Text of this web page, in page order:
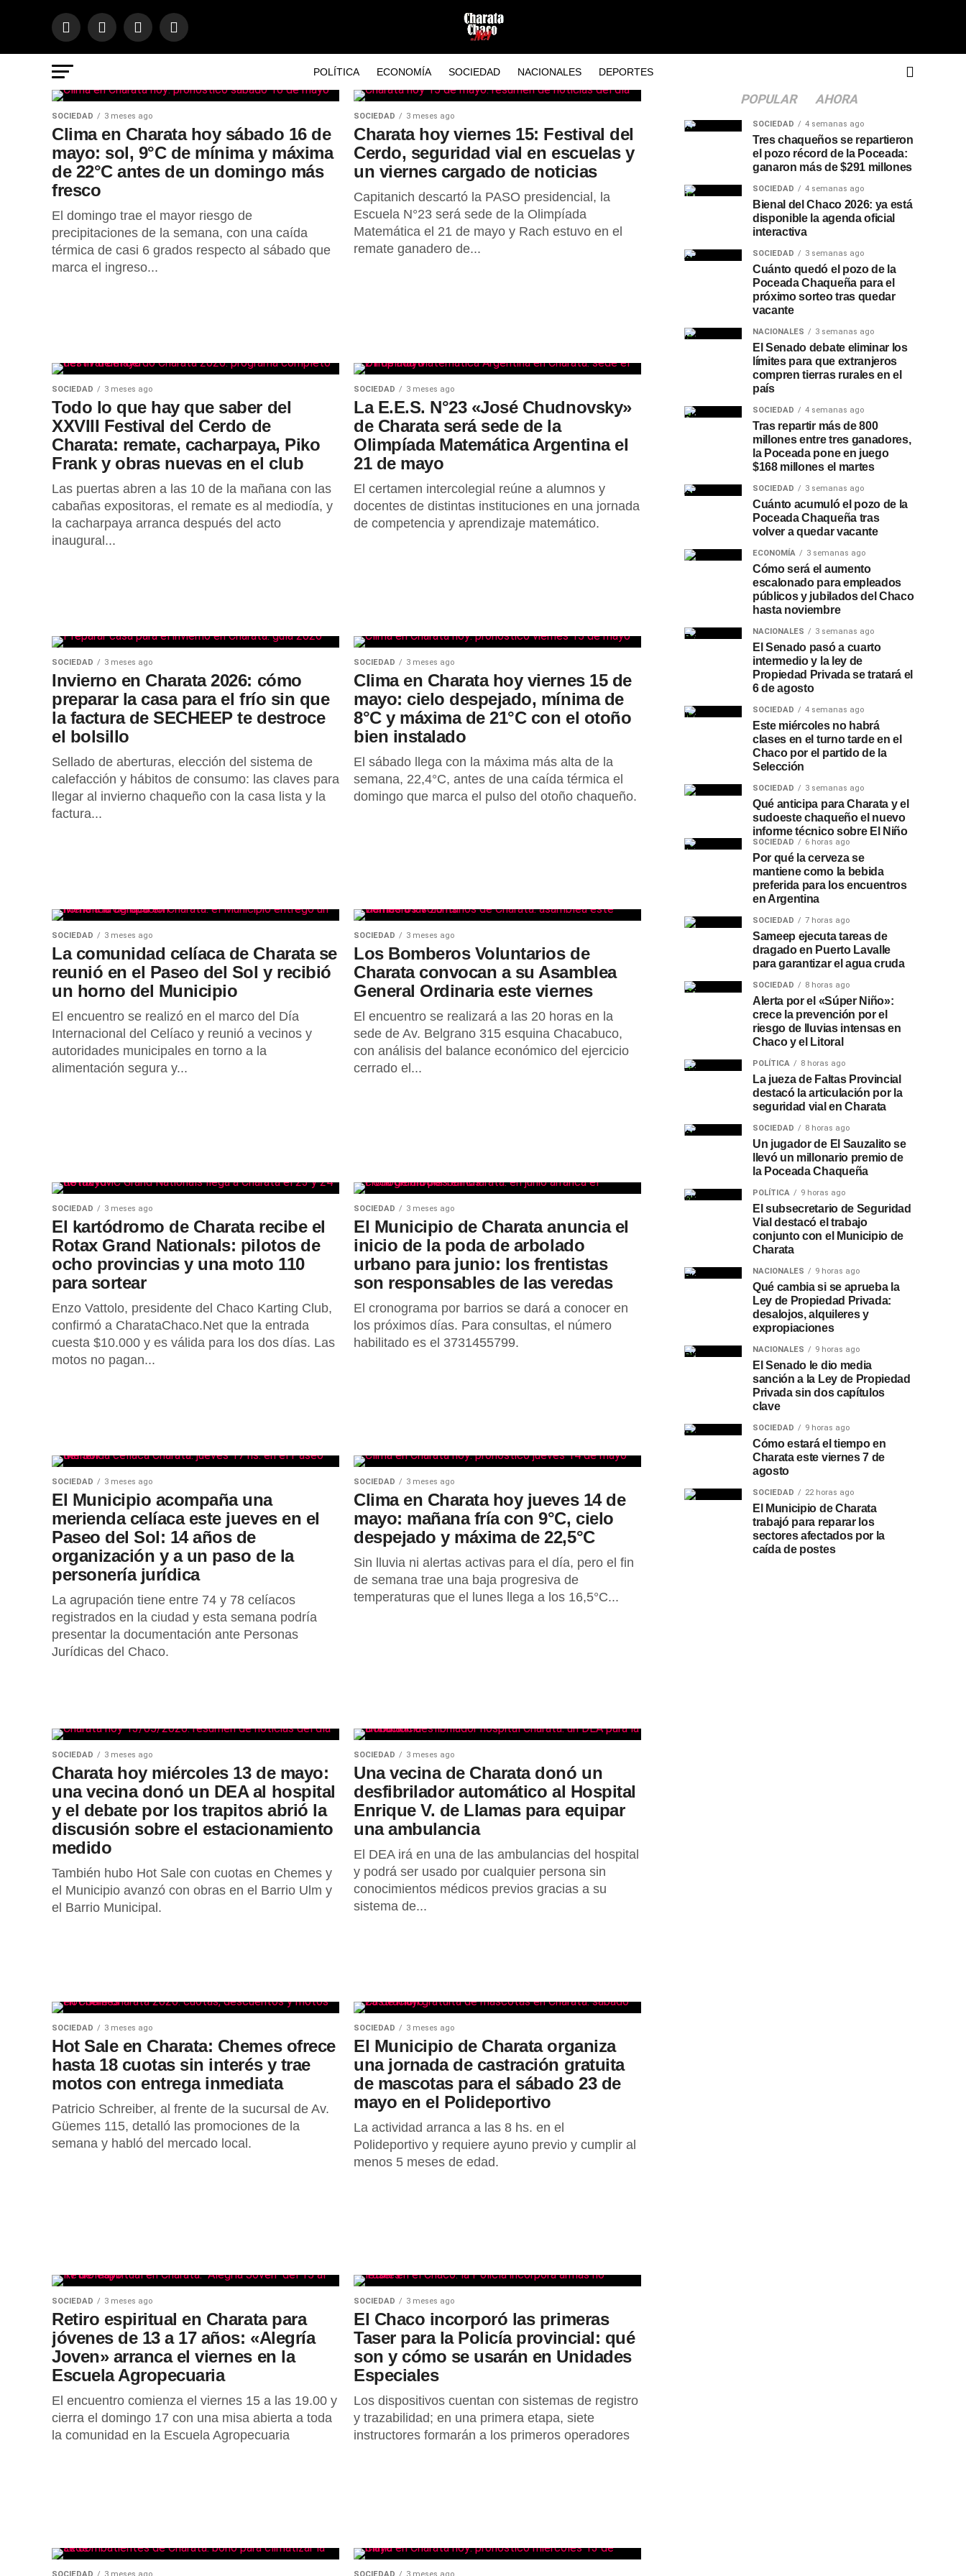
POLÍTICA ECONOMÍA SOCIEDAD NACIONALES DEPORTES
SOCIEDAD 3 meses ago
Clima en Charata hoy sábado 16 de
mayo: sol, 9°C de mínima y máxima
de 22°C antes de un domingo más
fresco
El domingo trae el mayor riesgo de
precipitaciones de la semana, con una caída
térmica de casi 6 grados respecto al sábado que
marca el ingreso...
SOCIEDAD 3 meses ago
Charata hoy viernes 15: Festival del
Cerdo, seguridad vial en escuelas y
un viernes cargado de noticias
Capitanich descartó la PASO presidencial, la
Escuela N°23 será sede de la Olimpíada
Matemática el 21 de mayo y Rach estuvo en el
remate ganadero de...
SOCIEDAD 3 meses ago
Todo lo que hay que saber del
XXVIII Festival del Cerdo de
Charata: remate, cacharpaya, Piko
Frank y obras nuevas en el club
Las puertas abren a las 10 de la mañana con las
cabañas expositoras, el remate es al mediodía, y
la cacharpaya arranca después del acto
inaugural...
SOCIEDAD 3 meses ago
La E.E.S. N°23 «José Chudnovsky»
de Charata será sede de la
Olimpíada Matemática Argentina el
21 de mayo
El certamen intercolegial reúne a alumnos y
docentes de distintas instituciones en una jornada
de competencia y aprendizaje matemático.
SOCIEDAD 3 meses ago
Invierno en Charata 2026: cómo
preparar la casa para el frío sin que
la factura de SECHEEP te destroce
el bolsillo
Sellado de aberturas, elección del sistema de
calefacción y hábitos de consumo: las claves para
llegar al invierno chaqueño con la casa lista y la
factura...
SOCIEDAD 3 meses ago
Clima en Charata hoy viernes 15 de
mayo: cielo despejado, mínima de
8°C y máxima de 21°C con el otoño
bien instalado
El sábado llega con la máxima más alta de la
semana, 22,4°C, antes de una caída térmica el
domingo que marca el pulso del otoño chaqueño.
SOCIEDAD 3 meses ago
La comunidad celíaca de Charata se
reunió en el Paseo del Sol y recibió
un horno del Municipio
El encuentro se realizó en el marco del Día
Internacional del Celíaco y reunió a vecinos y
autoridades municipales en torno a la
alimentación segura y...
SOCIEDAD 3 meses ago
Los Bomberos Voluntarios de
Charata convocan a su Asamblea
General Ordinaria este viernes
El encuentro se realizará a las 20 horas en la
sede de Av. Belgrano 315 esquina Chacabuco,
con análisis del balance económico del ejercicio
cerrado el...
SOCIEDAD 3 meses ago
El kartódromo de Charata recibe el
Rotax Grand Nationals: pilotos de
ocho provincias y una moto 110
para sortear
Enzo Vattolo, presidente del Chaco Karting Club,
confirmó a CharataChaco.Net que la entrada
cuesta $10.000 y es válida para los dos días. Las
motos no pagan...
SOCIEDAD 3 meses ago
El Municipio de Charata anuncia el
inicio de la poda de arbolado
urbano para junio: los frentistas
son responsables de las veredas
El cronograma por barrios se dará a conocer en
los próximos días. Para consultas, el número
habilitado es el 3731455799.
SOCIEDAD 3 meses ago
El Municipio acompaña una
merienda celíaca este jueves en el
Paseo del Sol: 14 años de
organización y a un paso de la
personería jurídica
La agrupación tiene entre 74 y 78 celíacos
registrados en la ciudad y esta semana podría
presentar la documentación ante Personas
Jurídicas del Chaco.
SOCIEDAD 3 meses ago
Clima en Charata hoy jueves 14 de
mayo: mañana fría con 9°C, cielo
despejado y máxima de 22,5°C
Sin lluvia ni alertas activas para el día, pero el fin
de semana trae una baja progresiva de
temperaturas que el lunes llega a los 16,5°C...
SOCIEDAD 3 meses ago
Charata hoy miércoles 13 de mayo:
una vecina donó un DEA al hospital
y el debate por los trapitos abrió la
discusión sobre el estacionamiento
medido
También hubo Hot Sale con cuotas en Chemes y
el Municipio avanzó con obras en el Barrio Ulm y
el Barrio Municipal.
SOCIEDAD 3 meses ago
Una vecina de Charata donó un
desfibrilador automático al Hospital
Enrique V. de Llamas para equipar
una ambulancia
El DEA irá en una de las ambulancias del hospital
y podrá ser usado por cualquier persona sin
conocimientos médicos previos gracias a su
sistema de...
SOCIEDAD 3 meses ago
Hot Sale en Charata: Chemes ofrece
hasta 18 cuotas sin interés y trae
motos con entrega inmediata
Patricio Schreiber, al frente de la sucursal de Av.
Güemes 115, detalló las promociones de la
semana y habló del mercado local.
SOCIEDAD 3 meses ago
El Municipio de Charata organiza
una jornada de castración gratuita
de mascotas para el sábado 23 de
mayo en el Polideportivo
La actividad arranca a las 8 hs. en el
Polideportivo y requiere ayuno previo y cumplir al
menos 5 meses de edad.
SOCIEDAD 3 meses ago
Retiro espiritual en Charata para
jóvenes de 13 a 17 años: «Alegría
Joven» arranca el viernes en la
Escuela Agropecuaria
El encuentro comienza el viernes 15 a las 19.00 y
cierra el domingo 17 con una misa abierta a toda
la comunidad en la Escuela Agropecuaria
SOCIEDAD 3 meses ago
El Chaco incorporó las primeras
Taser para la Policía provincial: qué
son y cómo se usarán en Unidades
Especiales
Los dispositivos cuentan con sistemas de registro
y trazabilidad; en una primera etapa, siete
instructores formarán a los primeros operadores
POPULAR AHORA
SOCIEDAD 4 semanas ago
Tres chaqueños se repartieron
el pozo récord de la Poceada:
ganaron más de $291 millones
SOCIEDAD 4 semanas ago
Bienal del Chaco 2026: ya está
disponible la agenda oficial
interactiva
SOCIEDAD 3 semanas ago
Cuánto quedó el pozo de la
Poceada Chaqueña para el
próximo sorteo tras quedar
vacante
NACIONALES 3 semanas ago
El Senado debate eliminar los
límites para que extranjeros
compren tierras rurales en el
país
SOCIEDAD 4 semanas ago
Tras repartir más de 800
millones entre tres ganadores,
la Poceada pone en juego
$168 millones el martes
SOCIEDAD 3 semanas ago
Cuánto acumuló el pozo de la
Poceada Chaqueña tras
volver a quedar vacante
ECONOMÍA 3 semanas ago
Cómo será el aumento
escalonado para empleados
públicos y jubilados del Chaco
hasta noviembre
NACIONALES 3 semanas ago
El Senado pasó a cuarto
intermedio y la ley de
Propiedad Privada se tratará el
6 de agosto
SOCIEDAD 4 semanas ago
Este miércoles no habrá
clases en el turno tarde en el
Chaco por el partido de la
Selección
SOCIEDAD 3 semanas ago
Qué anticipa para Charata y el
sudoeste chaqueño el nuevo
informe técnico sobre El Niño
SOCIEDAD 6 horas ago
Por qué la cerveza se
mantiene como la bebida
preferida para los encuentros
en Argentina
SOCIEDAD 7 horas ago
Sameep ejecuta tareas de
dragado en Puerto Lavalle
para garantizar el agua cruda
SOCIEDAD 8 horas ago
Alerta por el «Súper Niño»:
crece la prevención por el
riesgo de lluvias intensas en
Chaco y el Litoral
POLÍTICA 8 horas ago
La jueza de Faltas Provincial
destacó la articulación por la
seguridad vial en Charata
SOCIEDAD 8 horas ago
Un jugador de El Sauzalito se
llevó un millonario premio de
la Poceada Chaqueña
POLÍTICA 9 horas ago
El subsecretario de Seguridad
Vial destacó el trabajo
conjunto con el Municipio de
Charata
NACIONALES 9 horas ago
Qué cambia si se aprueba la
Ley de Propiedad Privada:
desalojos, alquileres y
expropiaciones
NACIONALES 9 horas ago
El Senado le dio media
sanción a la Ley de Propiedad
Privada sin dos capítulos
clave
SOCIEDAD 9 horas ago
Cómo estará el tiempo en
Charata este viernes 7 de
agosto
SOCIEDAD 22 horas ago
El Municipio de Charata
trabajó para reparar los
sectores afectados por la
caída de postes